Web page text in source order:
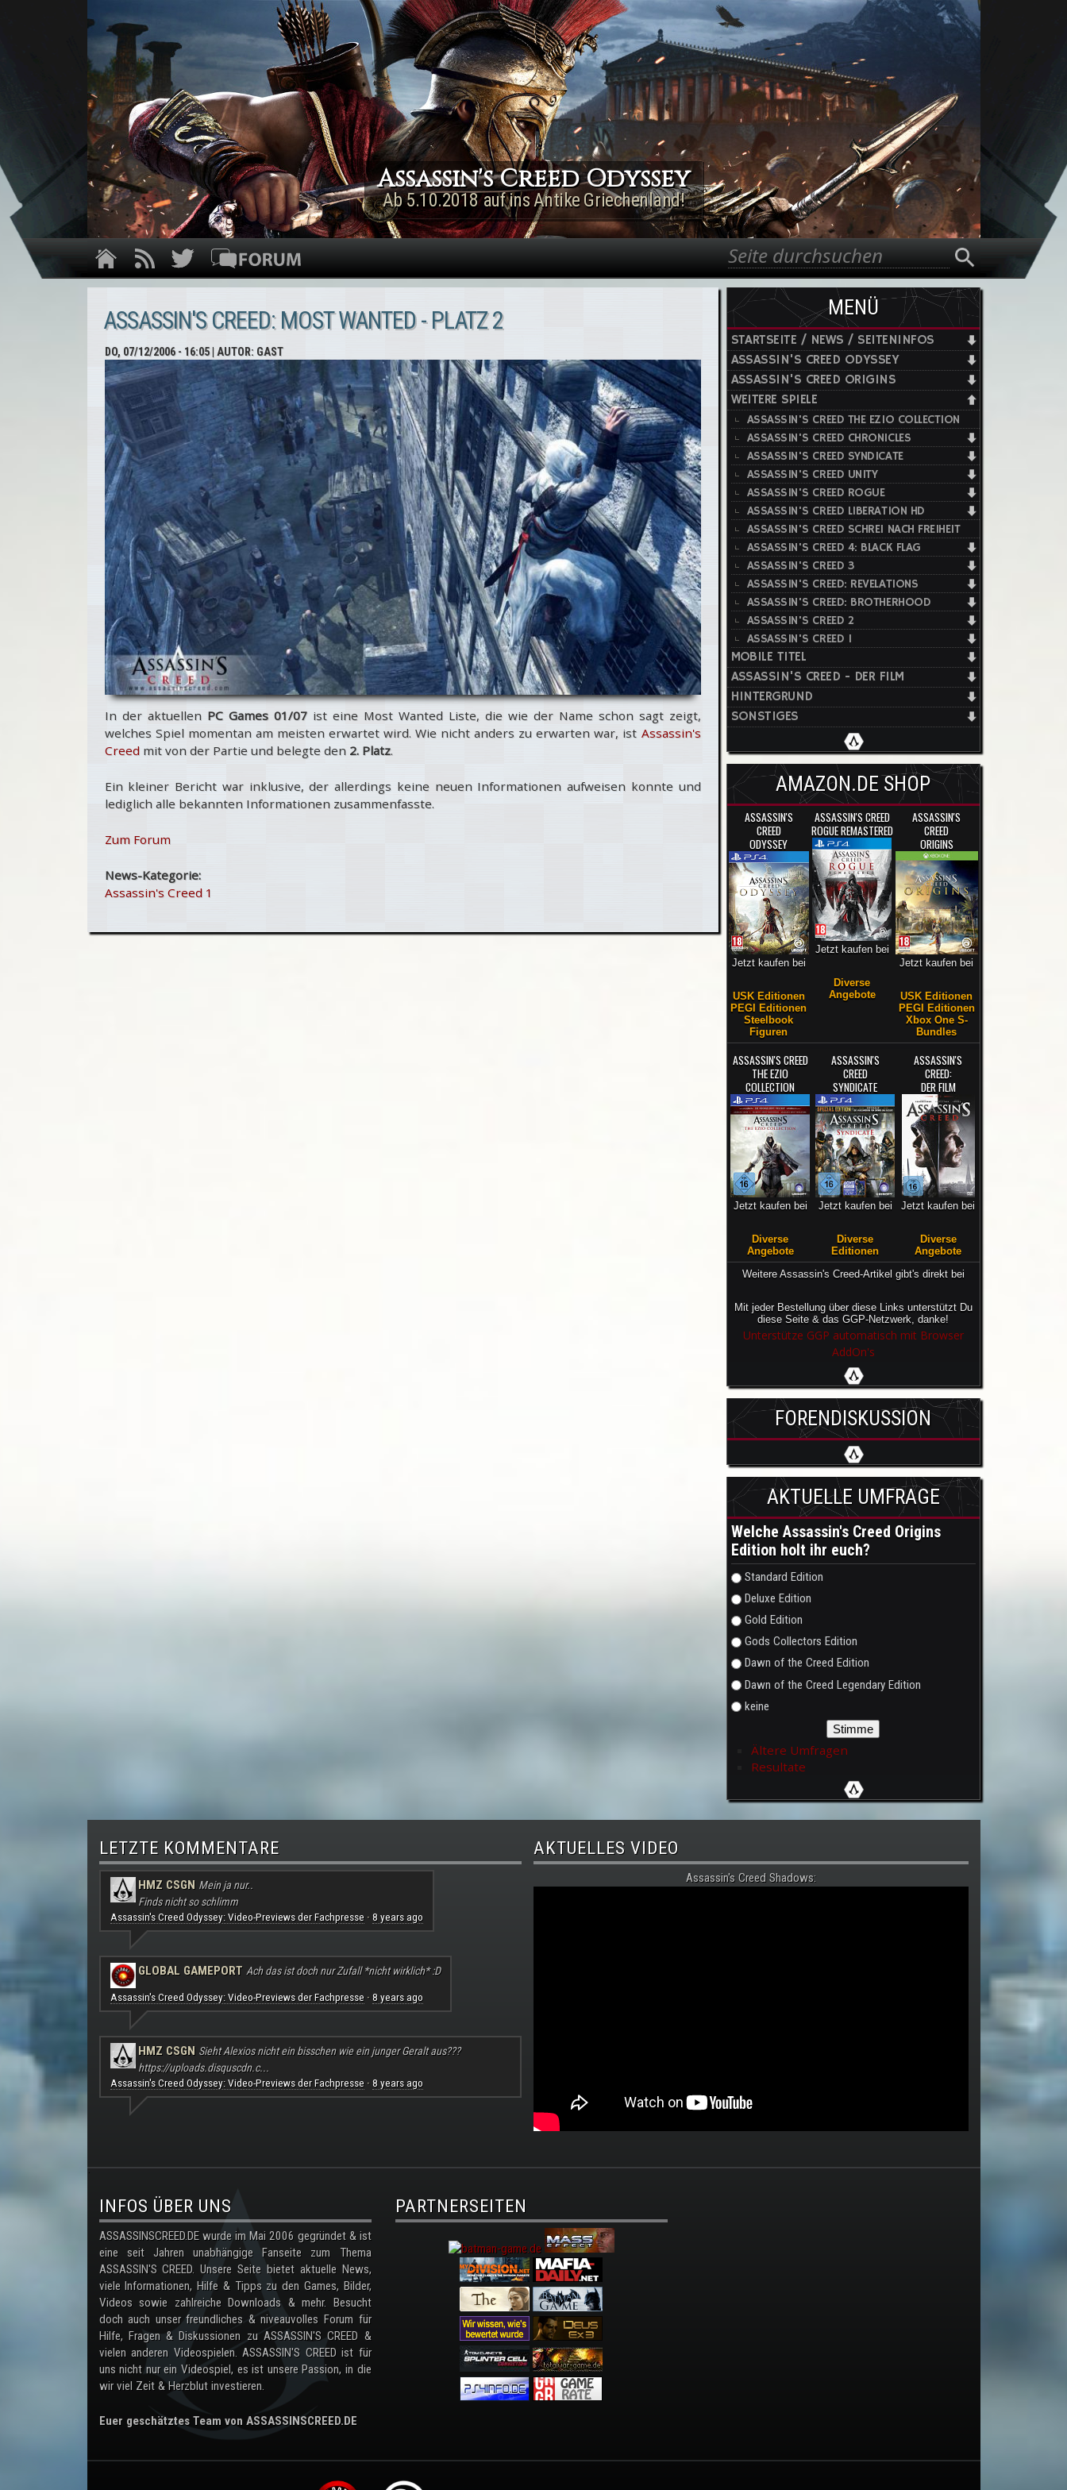
Direkt zum Inhalt
Assassin's Creed Rogue
Remastered
Jetzt für PS4 & Xbox One!
Suchformular
Suche
ASSASSIN'S CREED: MOST WANTED - PLATZ 2
DO, 07/12/2006 - 16:05| AUTOR: GAST
In der aktuellen PC Games 01/07ist eine Most Wanted Liste, die wie der Name schon sagt zeigt,
welches Spiel momentan am meisten erwartet wird. Wie nicht anders zu erwarten war, ist Assassin's
Creedmit von der Partie und belegte den 2. Platz.
Ein kleiner Bericht war inklusive, der allerdings keine neuen Informationen aufweisen konnte und
lediglich alle bekannten Informationen zusammenfasste.
Zum Forum
News-Kategorie:
Assassin's Creed 1
MENÜ
STARTSEITE / NEWS / SEITENINFOS
ASSASSIN'S CREED ODYSSEY
ASSASSIN'S CREED ORIGINS
WEITERE SPIELE
ASSASSIN'S CREED THE EZIO COLLECTION
ASSASSIN'S CREED CHRONICLES
ASSASSIN'S CREED SYNDICATE
ASSASSIN'S CREED UNITY
ASSASSIN'S CREED ROGUE
ASSASSIN'S CREED LIBERATION HD
ASSASSIN'S CREED SCHREI NACH FREIHEIT
ASSASSIN'S CREED 4: BLACK FLAG
ASSASSIN'S CREED 3
ASSASSIN'S CREED: REVELATIONS
ASSASSIN'S CREED: BROTHERHOOD
ASSASSIN'S CREED 2
ASSASSIN'S CREED 1
MOBILE TITEL
ASSASSIN'S CREED - DER FILM
HINTERGRUND
SONSTIGES
AMAZON.DE SHOP
ASSASSIN'S
CREED
ODYSSEY
Jetzt kaufen bei
USK Editionen
PEGI Editionen
Steelbook
Figuren
ASSASSIN'S CREED
ROGUE REMASTERED
Jetzt kaufen bei
Diverse
Angebote
ASSASSIN'S
CREED
ORIGINS
Jetzt kaufen bei
USK Editionen
PEGI Editionen
Xbox One S-
Bundles
ASSASSIN'S CREED
THE EZIO
COLLECTION
Jetzt kaufen bei
Diverse
Angebote
ASSASSIN'S
CREED
SYNDICATE
Jetzt kaufen bei
Diverse
Editionen
ASSASSIN'S
CREED:
DER FILM
Jetzt kaufen bei
Diverse
Angebote
Weitere Assassin's Creed-Artikel gibt's direkt bei
Mit jeder Bestellung über diese Links unterstützt Du
diese Seite & das GGP-Netzwerk, danke!
Unterstütze GGP automatisch mit Browser
AddOn's
FORENDISKUSSION
AKTUELLE UMFRAGE
Welche Assassin's Creed Origins
Edition holt ihr euch?
Auswahlmöglichkeiten
Standard Edition
Deluxe Edition
Gold Edition
Gods Collectors Edition
Dawn of the Creed Edition
Dawn of the Creed Legendary Edition
keine
Ältere Umfragen
Resultate
LETZTE KOMMENTARE
HMZ CSGN Mein ja nur..
Finds nicht so schlimm
Assassin's Creed Odyssey: Video-Previews der Fachpresse· 8 years ago
GLOBAL GAMEPORT Ach das ist doch nur Zufall *nicht wirklich* :D
Assassin's Creed Odyssey: Video-Previews der Fachpresse· 8 years ago
HMZ CSGN Sieht Alexios nicht ein bisschen wie ein junger Geralt aus???
https://uploads.disquscdn.c...
Assassin's Creed Odyssey: Video-Previews der Fachpresse· 8 years ago
AKTUELLES VIDEO
Assassin's Creed Shadows:
.
INFOS ÜBER UNS
ASSASSINSCREED.DE wurde im Mai 2006 gegründet & ist
eine seit Jahren unabhängige Fanseite zum Thema
ASSASSIN'S CREED. Unsere Seite bietet aktuelle News,
viele Informationen, Hilfe & Tipps zu den Games, Bilder,
Videos sowie zahlreiche Downloads & mehr. Besucht
doch auch unser freundliches & niveauvolles Forum für
Hilfe, Fragen & Diskussionen zu ASSASSIN'S CREED &
vielen anderen Videospielen. ASSASSIN'S CREED ist für
uns nicht nur ein Videospiel, es ist unsere Passion, in die
wir viel Zeit & Herzblut investieren.
Euer geschätztes Team von ASSASSINSCREED.DE
PARTNERSEITEN